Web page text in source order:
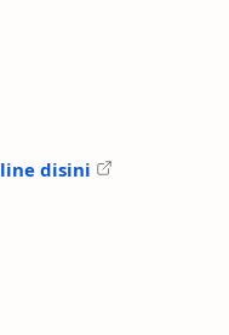
disini